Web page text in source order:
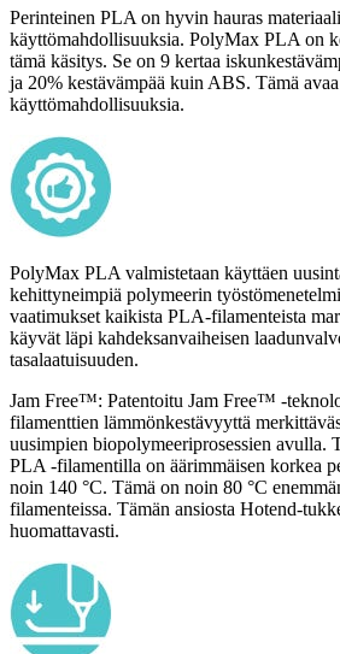
Perinteinen PLA on hyvin hauras
käyttömahdollisuuksia. PolyMax PLA on
tämä käsitys. Se on 9 kertaa
ja 20% kestävämpää kuin ABS. Tämä
käyttömahdollisuuksia.
PolyMax PLA valmistetaan käyttäen
kehittyneimpiä polymeerin
vaatimukset kaikista PLA-filamenteista
käyvät läpi kahdeksanvaiheisen
tasalaatuisuuden.
Jam Free™: Patentoitu Jam Free™ -
filamenttien lämmönkestävyyttä
uusimpien biopolymeeriprosessien
PLA -filamentilla on äärimmäisen korkea
noin 140 °C. Tämä on noin 80 °C
filamenteissa. Tämän ansiosta Hotend-
huomattavasti.